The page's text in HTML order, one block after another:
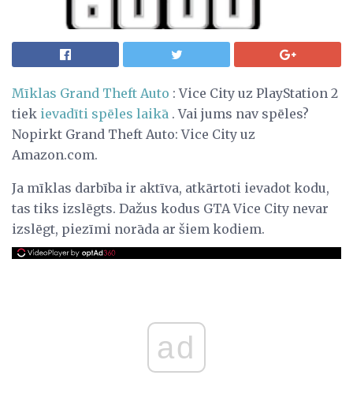
Mīklas Grand Theft Auto : Vice City uz PlayStation 2
tiek ievadīti spēles laikā . Vai jums nav spēles?
Nopirkt Grand Theft Auto: Vice City uz
Amazon.com.
Ja mīklas darbība ir aktīva, atkārtoti ievadot kodu,
tas tiks izslēgts. Dažus kodus GTA Vice City nevar
izslēgt, piezīmi norāda ar šiem kodiem.
ad